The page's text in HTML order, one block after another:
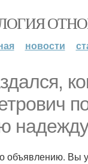
новости
объявлению. Вы